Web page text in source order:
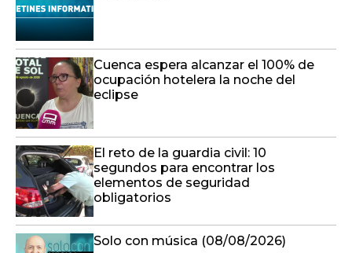
Cuenca espera alcanzar el 100% de
ocupación hotelera la noche del
eclipse
El reto de la guardia civil: 10
segundos para encontrar los
elementos de seguridad
obligatorios
Solo con música (08/08/2026)